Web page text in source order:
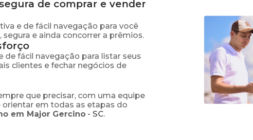
de comprar e vender
e de fácil navegação para você
e ainda concorrer a prêmios.
fácil navegação para listar seus
clientes e fechar negócios de
que precisar, com uma equipe
em todas as etapas do
em Major Gercino - SC.